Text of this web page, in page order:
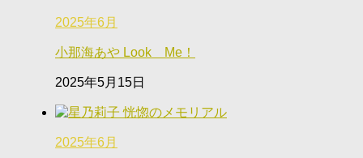
2025年6月
小那海あや Look Me！
2025年5月15日
2025年6月